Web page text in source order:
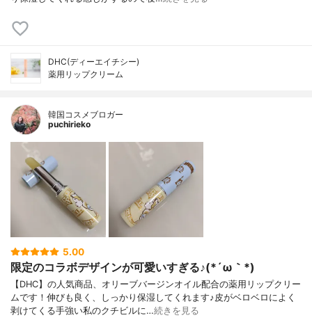
DHC(ディーエイチシー)
薬用リップクリーム
韓国コスメブロガー
puchirieko
5.00
限定のコラボデザインが可愛いすぎる♪(*´ω｀*)
【DHC】の人気商品、オリーブバージンオイル配合の薬用リップクリー
ムです！伸びも良く、しっかり保湿してくれます♪皮がベロベロによく
剥けてくる手強い私のクチビルに…続きを見る